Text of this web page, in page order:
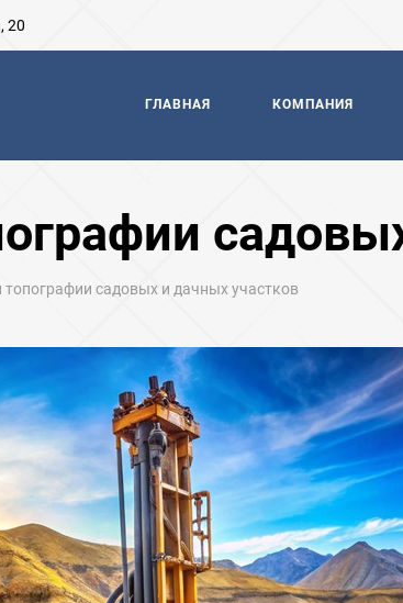
20
ГЛАВНАЯ КОМПАНИЯ
топографии садовых и дачных участков